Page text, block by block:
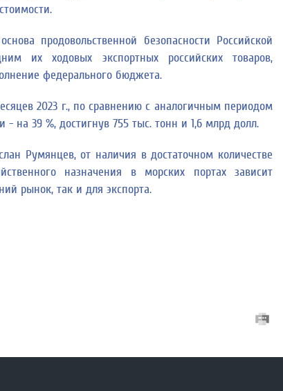
продовольственной безопасности Российской
их ходовых экспортных российских товаров,
федерального бюджета.
2023 г., по сравнению с аналогичным периодом
на 39 %, достигнув 755 тыс. тонн и 1,6 млрд долл.
Румянцев, от наличия в достаточном количестве
назначения в морских портах зависит
рынок, так и для экспорта.